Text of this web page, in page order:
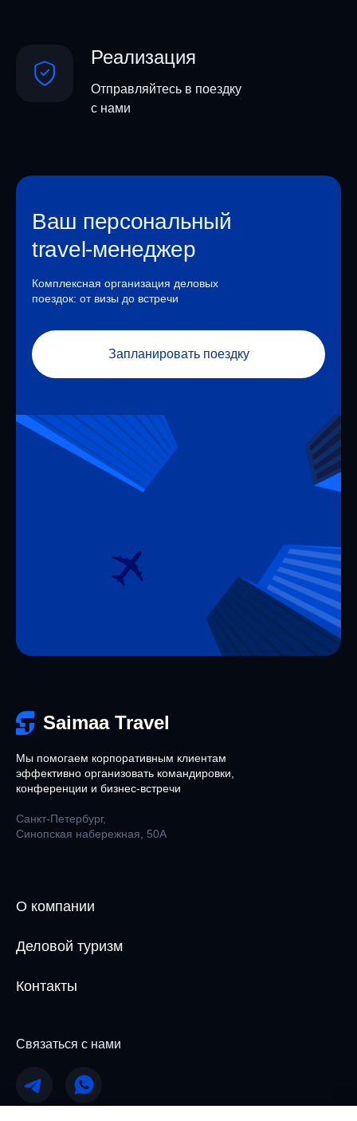
Отправляйтесь в поездку
с нами
Реализация
Ваш персональный
travel-менеджер
Комплексная организация деловых
поездок: от визы до встречи
Запланировать поездку
Контакты
Деловой туризм
О компании
Связаться с нами
Санкт-Петербург,
Синопская набережная, 50А
Мы помогаем корпоративным клиентам
эффективно организовать командировки,
конференции и бизнес-встречи
Saimaa Travel